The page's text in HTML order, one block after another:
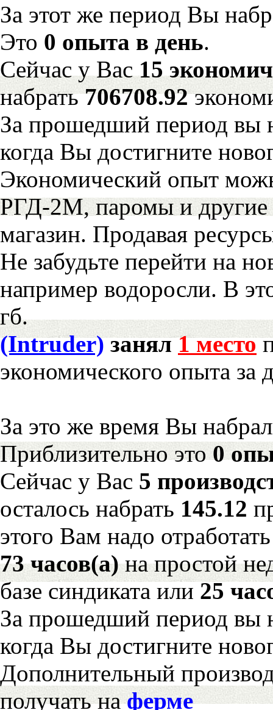
За этот же период Вы
Это 0 опыта в день.
Сейчас у Вас15
набрать706708.92
За прошедший период вы
когда Вы достигните
Экономический опыт
РГД-2М, паромы и другие
магазин. Продавая
Не забудьте перейти на
например водоросли. В
гб.
(Intruder)занял1 место
экономического опыта за
За это же время Вы
Приблизительно это0
Сейчас у Вас 5
осталось набрать 145.12
этого Вам надо отработать
73 часов(а)на простой
базе синдиката или25
За прошедший период вы
когда Вы достигните
Дополнительный
получать наферме